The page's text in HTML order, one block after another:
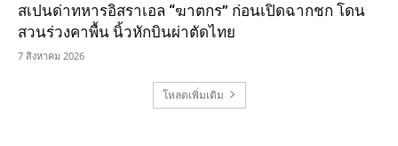
สเปนด่าทหารอิสราเอล “ฆาตกร” ก่อนเปิดฉากชก โดน
สวนร่วงคาพื้น นิ้วหักบินผ่าตัดไทย
7 สิงหาคม 2026
โหลดเพิ่มเติม